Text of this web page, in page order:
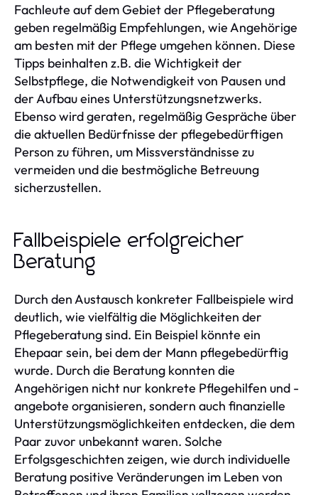
Fachleute auf dem Gebiet der Pflegeberatung
geben regelmäßig Empfehlungen, wie Angehörige
am besten mit der Pflege umgehen können. Diese
Tipps beinhalten z.B. die Wichtigkeit der
Selbstpflege, die Notwendigkeit von Pausen und
der Aufbau eines Unterstützungsnetzwerks.
Ebenso wird geraten, regelmäßig Gespräche über
die aktuellen Bedürfnisse der pflegebedürftigen
Person zu führen, um Missverständnisse zu
vermeiden und die bestmögliche Betreuung
sicherzustellen.
Fallbeispiele erfolgreicher
Beratung
Durch den Austausch konkreter Fallbeispiele wird
deutlich, wie vielfältig die Möglichkeiten der
Pflegeberatung sind. Ein Beispiel könnte ein
Ehepaar sein, bei dem der Mann pflegebedürftig
wurde. Durch die Beratung konnten die
Angehörigen nicht nur konkrete Pflegehilfen und -
angebote organisieren, sondern auch finanzielle
Unterstützungsmöglichkeiten entdecken, die dem
Paar zuvor unbekannt waren. Solche
Erfolgsgeschichten zeigen, wie durch individuelle
Beratung positive Veränderungen im Leben von